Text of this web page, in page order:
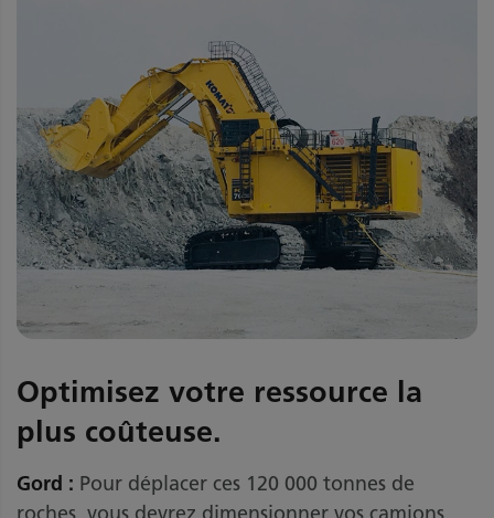
Optimisez votre ressource la
plus coûteuse.
Gord : Pour déplacer ces 120 000 tonnes de
roches, vous devrez dimensionner vos camions,